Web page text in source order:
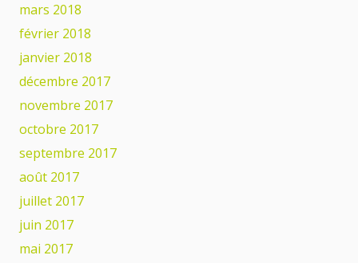
mars 2018
février 2018
janvier 2018
décembre 2017
novembre 2017
octobre 2017
septembre 2017
août 2017
juillet 2017
juin 2017
mai 2017